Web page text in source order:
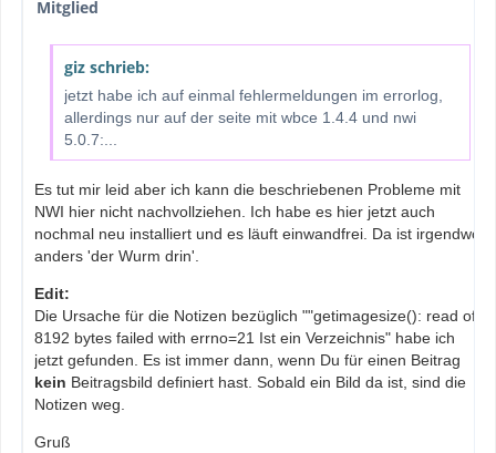
Mitglied
giz schrieb:
jetzt habe ich auf einmal fehlermeldungen im errorlog,
allerdings nur auf der seite mit wbce 1.4.4 und nwi
5.0.7:...
Es tut mir leid aber ich kann die beschriebenen Probleme mit
NWI hier nicht nachvollziehen. Ich habe es hier jetzt auch
nochmal neu installiert und es läuft einwandfrei. Da ist irgendwo
anders 'der Wurm drin'.
Edit:
Die Ursache für die Notizen bezüglich ""getimagesize(): read of
8192 bytes failed with errno=21 Ist ein Verzeichnis" habe ich
jetzt gefunden. Es ist immer dann, wenn Du für einen Beitrag
kein Beitragsbild definiert hast. Sobald ein Bild da ist, sind die
Notizen weg.
Gruß